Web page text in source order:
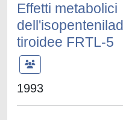
Effetti metabolici
tiroidee FRTL-5
1993